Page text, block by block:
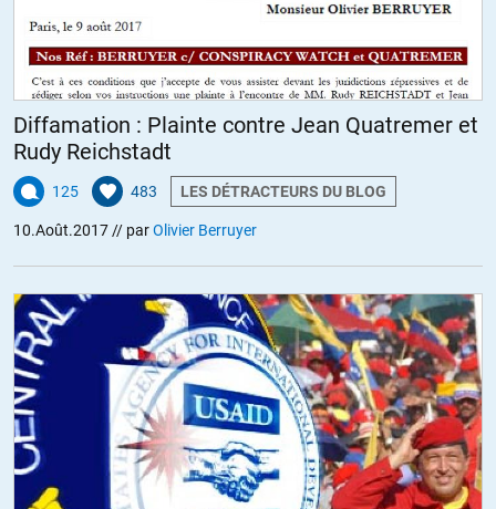
gouvernement vénézuelien :
https://www.youtube.com/watch?v=1sBKmEweK54
Si quelqu’un pouvait l’enregistrer?
+2 ALERTER
Paul J Chenevier //03.08.2017 à 18h15
+1 ALERTER
03.08.2017 à 18h22
Parlant espagnol couramment, j’aiderai avec plaisir
Cordialement
Diffamation : Plainte contre Jean Quatremer et
Rudy Reichstadt
125 483 LES DÉTRACTEURS DU BLOG
10.Août.2017 // parOlivier Berruyer